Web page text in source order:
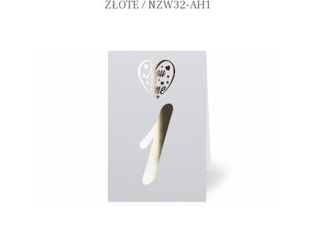
ZŁOTE / NZW32-AH1